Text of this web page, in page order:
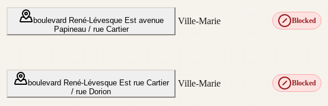
boulevard René-Lévesque Est avenue
Papineau / rue Cartier
Ville-Marie Blocked
boulevard René-Lévesque Est rue Cartier
/ rue Dorion
Ville-Marie Blocked